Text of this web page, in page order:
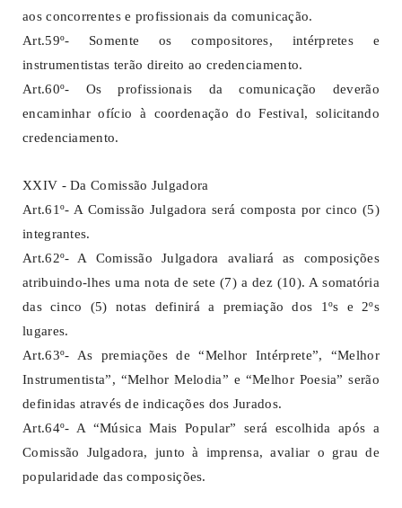
aos concorrentes e profissionais da comunicação.
Art.59º- Somente os compositores, intérpretes e
instrumentistas terão direito ao credenciamento.
Art.60º- Os profissionais da comunicação deverão
encaminhar ofício à coordenação do Festival, solicitando
credenciamento.
XXIV - Da Comissão Julgadora
Art.61º- A Comissão Julgadora será composta por cinco (5)
integrantes.
Art.62º- A Comissão Julgadora avaliará as composições
atribuindo-lhes uma nota de sete (7) a dez (10). A somatória
das cinco (5) notas definirá a premiação dos 1ºs e 2ºs
lugares.
Art.63º- As premiações de “Melhor Intérprete”, “Melhor
Instrumentista”, “Melhor Melodia” e “Melhor Poesia” serão
definidas através de indicações dos Jurados.
Art.64º- A “Música Mais Popular” será escolhida após a
Comissão Julgadora, junto à imprensa, avaliar o grau de
popularidade das composições.